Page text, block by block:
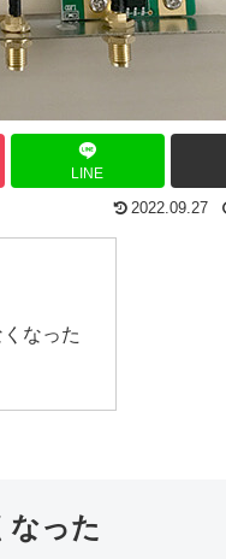
LINE
2022.09.27
なった
った